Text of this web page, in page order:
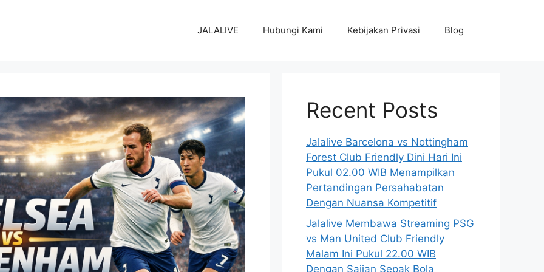
JALALIVE Hubungi Kami Kebijakan Privasi Blog
Recent Posts
Jalalive Barcelona vs Nottingham
Forest Club Friendly Dini Hari Ini
Pukul 02.00 WIB Menampilkan
Pertandingan Persahabatan
Dengan Nuansa Kompetitif
Jalalive Membawa Streaming PSG
vs Man United Club Friendly
Malam Ini Pukul 22.00 WIB
Dengan Sajian Sepak Bola